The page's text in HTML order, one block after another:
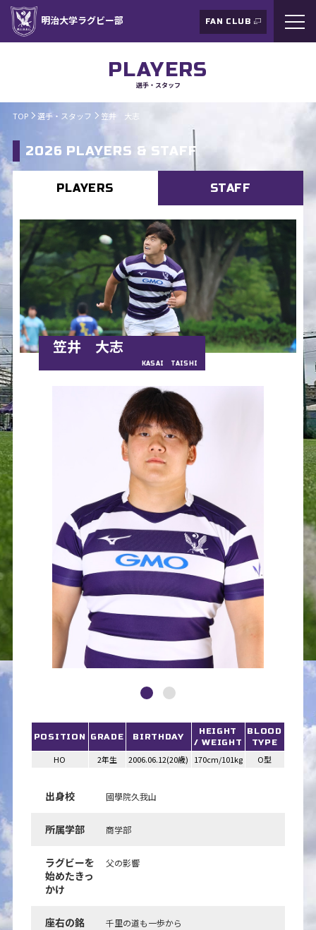
明治大学ラグビー部 FAN CLUB
PLAYERS
選手・スタッフ
TOP 選手・スタッフ 笠井 大志
2026 PLAYERS & STAFF
PLAYERS STAFF
笠井 大志
KASAI TAISHI
POSITION GRADE BIRTHDAY
HEIGHT
/ WEIGHT
BLOOD
TYPE
HO 2年生 2006.06.12(20歳) 170cm/101kg O型
出身校 國學院久我山
所属学部 商学部
ラグビーを
始めたきっ
かけ
父の影響
座右の銘 千里の道も一歩から